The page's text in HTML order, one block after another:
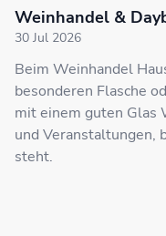
Weinhandel &
30 Jul 2026
Beim Weinhandel
besonderen Flasche
mit einem guten Glas
und Veranstaltungen,
steht.